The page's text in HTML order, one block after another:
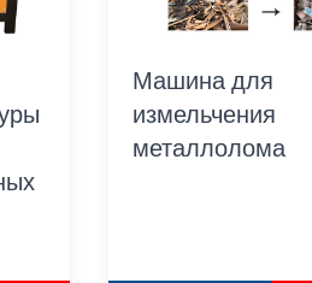
Машина для
измельчения
металлолома